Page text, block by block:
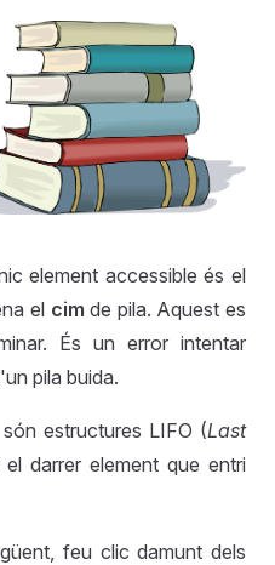
element accessible és el
el cim de pila. Aquest es
És un error intentar
pila buida.
estructures LIFO (Last
darrer element que entri
feu clic damunt dels